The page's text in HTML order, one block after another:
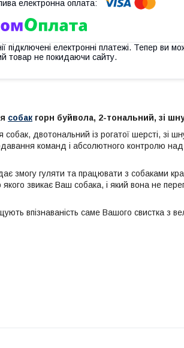
підключені електронні платежі. Тепер ви
товар не покидаючи сайту.
собак горн буйвола, 2-тональний, зі
двотональний із рогатої шерсті, зі
команд і абсолютного контролю
змогу гуляти та працювати з собаками
звикає Ваш собака, і який вона не
впізнаваність саме Вашого свистка з